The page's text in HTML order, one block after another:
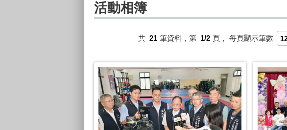
活動相簿
共 21 筆資料，第 1/2 頁， 每頁顯示筆數